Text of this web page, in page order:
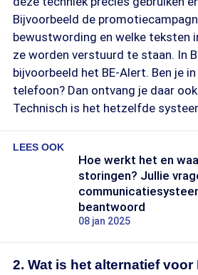
Bijvoorbeeld de
bewustwording en welke teksten
ze worden verstuurd te staan. In
bijvoorbeeld het BE-Alert. Ben je
telefoon? Dan ontvang je daar
Technisch is het hetzelfde
LEES OOK
Hoe werkt het en
storingen? Jullie
beantwoord
08 jan 2025
2. Wat is het alternatief